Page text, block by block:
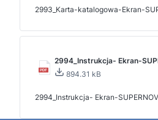
2993_Karta-katalogowa-Ekran-
2994_Instrukcja- Ekran-
894.31 kB
2994_Instrukcja- Ekran-